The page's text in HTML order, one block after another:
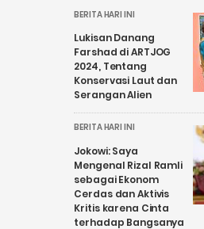
BERITA HARI INI
Lukisan Danang
Farshad di ARTJOG
2024, Tentang
Konservasi Laut dan
Serangan Alien
BERITA HARI INI
Jokowi: Saya
Mengenal Rizal Ramli
sebagai Ekonom
Cerdas dan Aktivis
Kritis karena Cinta
terhadap Bangsanya